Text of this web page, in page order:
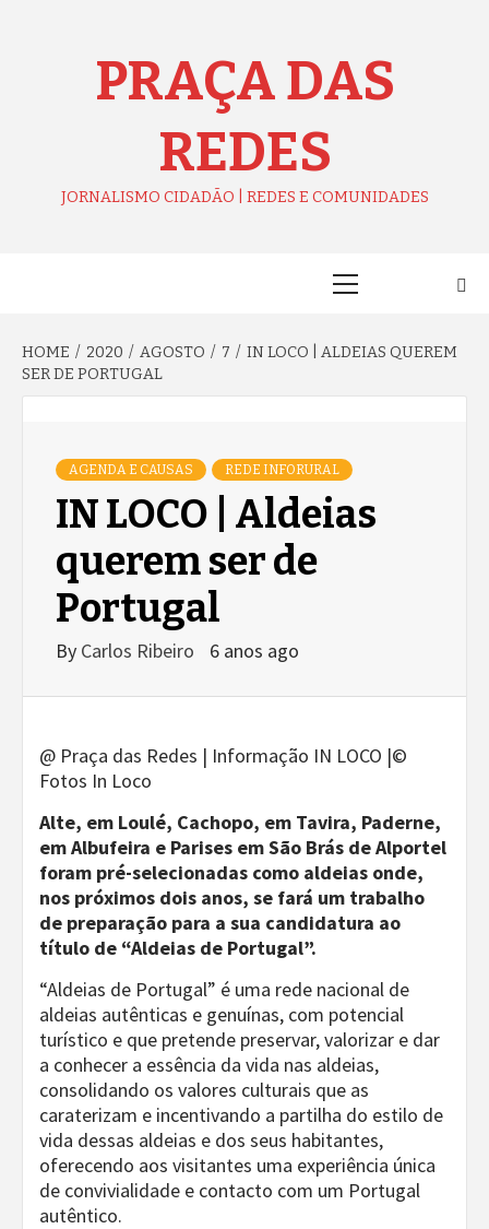
PRAÇA DAS
REDES
JORNALISMO CIDADÃO | REDES E COMUNIDADES
HOME 2020 AGOSTO 7
IN LOCO | ALDEIAS QUEREM
SER DE PORTUGAL
AGENDA E CAUSAS REDE INFORURAL
IN LOCO | Aldeias
querem ser de
Portugal
By Carlos Ribeiro 6 anos ago
@ Praça das Redes | Informação IN LOCO |©
Fotos In Loco
Alte, em Loulé, Cachopo, em Tavira, Paderne,
em Albufeira e Parises em São Brás de Alportel
foram pré-selecionadas como aldeias onde,
nos próximos dois anos, se fará um trabalho
de preparação para a sua candidatura ao
título de “Aldeias de Portugal”.
“Aldeias de Portugal” é uma rede nacional de
aldeias autênticas e genuínas, com potencial
turístico e que pretende preservar, valorizar e dar
a conhecer a essência da vida nas aldeias,
consolidando os valores culturais que as
caraterizam e incentivando a partilha do estilo de
vida dessas aldeias e dos seus habitantes,
oferecendo aos visitantes uma experiência única
de convivialidade e contacto com um Portugal
autêntico.